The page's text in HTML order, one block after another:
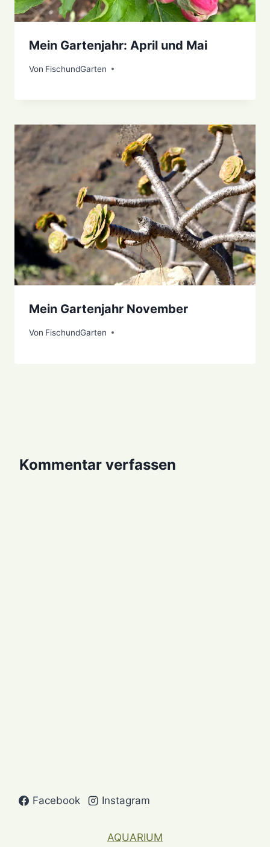
Mein Gartenjahr: April und Mai
Von FischundGarten
10. Juni 2021
Mein Gartenjahr November
Von FischundGarten
27. Dezember 2021
Kommentar verfassen
Facebook Instagram
AQUARIUM